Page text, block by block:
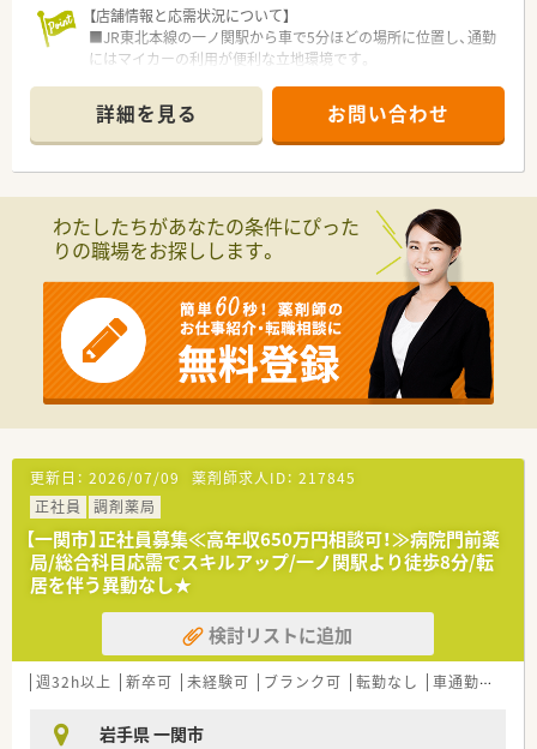
【求人情報について】
■正社員としての募集であり調剤や監査および服薬指導といっ
た基本的な薬剤師業務全般を幅広く担当していただく予定で
す。
■年収はこれまでのご経験や年齢などを考慮して448万円から
最高700万円の間で決定されるため収入アップも目指せます。
■昇給は年に1回設けられており賞与も年に2回支給されるほか
役職手当や通勤手当など各種手当も充実している環境です。
【店舗情報と応需状況について】
■JR東北本線の一ノ関駅から車で5分ほどの場所に位置し、通勤
にはマイカーの利用が便利な立地環境です。
を1日平均80枚ほど応需している店舗です。
■常勤の薬剤師が3名在籍しており、事務スタッフとも連携しな
がら円滑に業務を進めている安心の体制です。
■市内に3店舗を展開し、地域医療に深く根差した薬局運営を行
っている安定性の高い企業です。
■30代から40代の社員が中心となり、活気ある雰囲気の中で新
■医師会や薬剤師会との連携が強く、在宅医療への対応など地域
での役割を重視しています。
【求人情報について】
■曜日・時間も柔軟に相談可！週1日からでも勤務OKのパート求
人です。
■パートながら時給は2,500円以上と高水準の薬局です◎ライフ
■近隣店舗との連携が取れているため、有給休暇やお休みが取り
やすく働きやすい環境が魅力です♪
詳細を見る お問い合わせ
わたしたちがあなたの条件にぴった
りの職場をお探しします。
更新日： 2026/07/09 薬剤師求人ID： 217845
正社員
調剤薬局
【一関市】正社員募集≪高年収650万円相談可！≫病院門前薬
局/総合科目応需でスキルアップ/一ノ関駅より徒歩8分/転
居を伴う異動なし★
検討リストに追加
週32h以上 新卒可 未経験可 ブランク可 転勤なし 車通勤可
岩手県 一関市